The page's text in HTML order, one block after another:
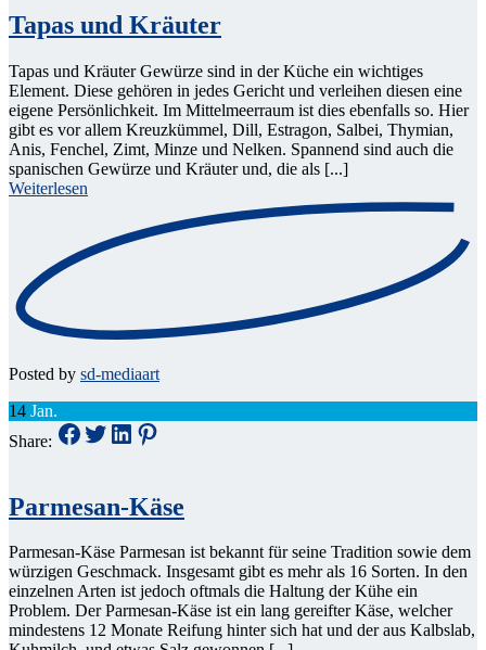
Tapas und Kräuter
Tapas und Kräuter Gewürze sind in der Küche ein wichtiges
Element. Diese gehören in jedes Gericht und verleihen diesen eine
eigene Persönlichkeit. Im Mittelmeerraum ist dies ebenfalls so. Hier
gibt es vor allem Kreuzkümmel, Dill, Estragon, Salbei, Thymian,
Anis, Fenchel, Zimt, Minze und Nelken. Spannend sind auch die
spanischen Gewürze und Kräuter und, die als [...]
Weiterlesen
Posted by sd-mediaart
14 Jan.
Share:
Parmesan-Käse
Parmesan-Käse Parmesan ist bekannt für seine Tradition sowie dem
würzigen Geschmack. Insgesamt gibt es mehr als 16 Sorten. In den
einzelnen Arten ist jedoch oftmals die Haltung der Kühe ein
Problem. Der Parmesan-Käse ist ein lang gereifter Käse, welcher
mindestens 12 Monate Reifung hinter sich hat und der aus Kalbslab,